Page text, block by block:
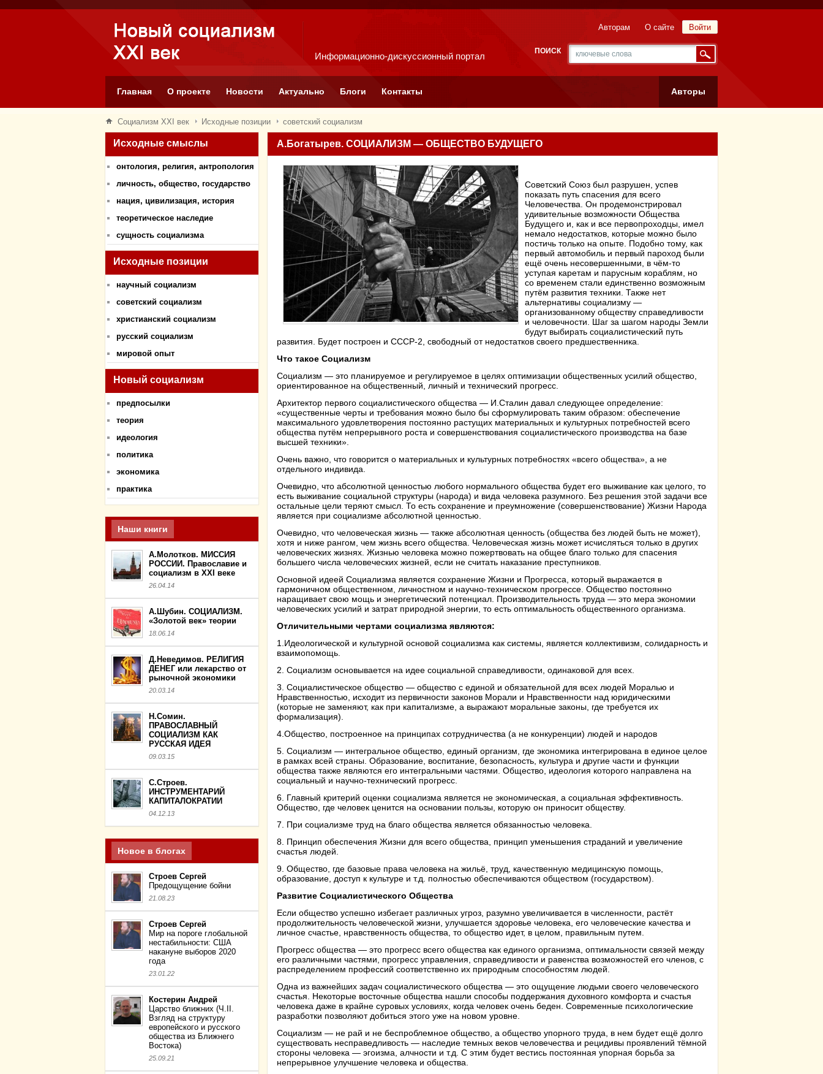
Информационно-дискуссионный портал
Войти
Авторам О сайте
ПОИСК
Главная О проекте Новости Актуально Блоги Контакты Авторы
Социализм XXI век Исходные позиции советский социализм
Исходные смыслы
онтология, религия, антропология
личность, общество, государство
нация, цивилизация, история
теоретическое наследие
сущность социализма
Исходные позиции
научный социализм
советский социализм
христианский социализм
русский социализм
мировой опыт
Новый социализм
предпосылки
теория
идеология
политика
экономика
практика
Наши книги
А.Молотков. МИССИЯ
РОССИИ. Православие и
социализм в XXI веке
26.04.14
А.Шубин. СОЦИАЛИЗМ.
«Золотой век» теории
18.06.14
Д.Неведимов. РЕЛИГИЯ
ДЕНЕГ или лекарство от
рыночной экономики
20.03.14
Н.Сомин.
ПРАВОСЛАВНЫЙ
СОЦИАЛИЗМ КАК
РУССКАЯ ИДЕЯ
09.03.15
С.Строев.
ИНСТРУМЕНТАРИЙ
КАПИТАЛОКРАТИИ
04.12.13
Новое в блогах
Строев Сергей
Предощущение бойни
21.08.23
Строев Сергей
Мир на пороге глобальной
нестабильности: США
накануне выборов 2020
года
23.01.22
Костерин Андрей
Царство ближних (Ч.II.
Взгляд на структуру
европейского и русского
общества из Ближнего
Востока)
25.09.21
А.Богатырев. СОЦИАЛИЗМ — ОБЩЕСТВО БУДУЩЕГО
Советский Союз был разрушен, успев
показать путь спасения для всего
Человечества. Он продемонстрировал
удивительные возможности Общества
Будущего и, как и все первопроходцы, имел
немало недостатков, которые можно было
постичь только на опыте. Подобно тому, как
первый автомобиль и первый пароход были
ещё очень несовершенными, в чём-то
уступая каретам и парусным кораблям, но
со временем стали единственно возможным
путём развития техники. Также нет
альтернативы социализму —
организованному обществу справедливости
и человечности. Шаг за шагом народы Земли
будут выбирать социалистический путь
развития. Будет построен и СССР-2, свободный от недостатков своего предшественника.
Что такое Социализм
Социализм — это планируемое и регулируемое в целях оптимизации общественных усилий общество,
ориентированное на общественный, личный и технический прогресс.
Архитектор первого социалистического общества — И.Сталин давал следующее определение:
«существенные черты и требования можно было бы сформулировать таким образом: обеспечение
максимального удовлетворения постоянно растущих материальных и культурных потребностей всего
общества путём непрерывного роста и совершенствования социалистического производства на базе
высшей техники».
Очень важно, что говорится о материальных и культурных потребностях «всего общества», а не
отдельного индивида.
Очевидно, что абсолютной ценностью любого нормального общества будет его выживание как целого, то
есть выживание социальной структуры (народа) и вида человека разумного. Без решения этой задачи все
остальные цели теряют смысл. То есть сохранение и преумножение (совершенствование) Жизни Народа
является при социализме абсолютной ценностью.
Очевидно, что человеческая жизнь — также абсолютная ценность (общества без людей быть не может),
хотя и ниже рангом, чем жизнь всего общества. Человеческая жизнь может исчисляться только в других
человеческих жизнях. Жизнью человека можно пожертвовать на общее благо только для спасения
большего числа человеческих жизней, если не считать наказание преступников.
Основной идеей Социализма является сохранение Жизни и Прогресса, который выражается в
гармоничном общественном, личностном и научно-техническом прогрессе. Общество постоянно
наращивает свою мощь и энергетический потенциал. Производительность труда — это мера экономии
человеческих усилий и затрат природной энергии, то есть оптимальность общественного организма.
Отличительными чертами социализма являются:
1.Идеологической и культурной основой социализма как системы, является коллективизм, солидарность и
взаимопомощь.
2. Социализм основывается на идее социальной справедливости, одинаковой для всех.
3. Социалистическое общество — общество с единой и обязательной для всех людей Моралью и
Нравственностью, исходит из первичности законов Морали и Нравственности над юридическими
(которые не заменяют, как при капитализме, а выражают моральные законы, где требуется их
формализация).
4.Общество, построенное на принципах сотрудничества (а не конкуренции) людей и народов
5. Социализм — интегральное общество, единый организм, где экономика интегрирована в единое целое
в рамках всей страны. Образование, воспитание, безопасность, культура и другие части и функции
общества также являются его интегральными частями. Общество, идеология которого направлена на
социальный и научно-технический прогресс.
6. Главный критерий оценки социализма является не экономическая, а социальная эффективность.
Общество, где человек ценится на основании пользы, которую он приносит обществу.
7. При социализме труд на благо общества является обязанностью человека.
8. Принцип обеспечения Жизни для всего общества, принцип уменьшения страданий и увеличение
счастья людей.
9. Общество, где базовые права человека на жильё, труд, качественную медицинскую помощь,
образование, доступ к культуре и т.д. полностью обеспечиваются обществом (государством).
Развитие Социалистического Общества
Если общество успешно избегает различных угроз, разумно увеличивается в численности, растёт
продолжительность человеческой жизни, улучшается здоровье человека, его человеческие качества и
личное счастье, нравственность общества, то общество идет, в целом, правильным путем.
Прогресс общества — это прогресс всего общества как единого организма, оптимальности связей между
его различными частями, прогресс управления, справедливости и равенства возможностей его членов, с
распределением профессий соответственно их природным способностям людей.
Одна из важнейших задач социалистического общества — это ощущение людьми своего человеческого
счастья. Некоторые восточные общества нашли способы поддержания духовного комфорта и счастья
человека даже в крайне суровых условиях, когда человек очень беден. Современные психологические
разработки позволяют добиться этого уже на новом уровне.
Социализм — не рай и не беспроблемное общество, а общество упорного труда, в нем будет ещё долго
существовать несправедливость — наследие темных веков человечества и рецидивы проявлений тёмной
стороны человека — эгоизма, алчности и т.д. С этим будет вестись постоянная упорная борьба за
непрерывное улучшение человека и общества.